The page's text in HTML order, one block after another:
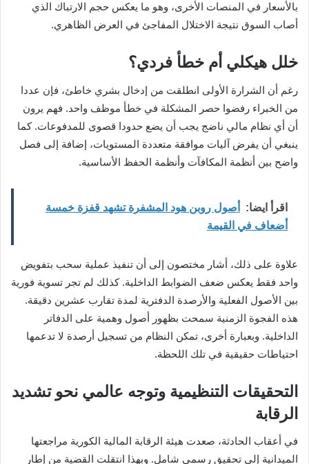
بالأسعار في المنصات الأخرى، وهو ما يعكس حجم الارتباك الذي
أصاب السوق نتيجة الاختلال المفاجئ في العرض الظاهري.
خلل هيكلي أم خطأ فردي؟
رغم أن الشرارة الأولى انطلقت من إدخال بشري خاطئ، فإن عددا
من الخبراء رفضوا حصر المشكلة في خطأ موظف واحد. فهم يرون
أن أي نظام مالي ناضج يجب أن يضع حدودا قصوى للمدفوعات. كما
ينبغي أن يفرض آليات موافقة متعددة المستويات، إضافة إلى فصل
واضح بين أنظمة المكافآت وأنظمة الحفظ الأساسية.
اقرأ ايضا:
أصول روبن هود المشفرة تشهد قفزة خمسة
أضعاف في القيمة
علاوة على ذلك، أشار مختصون إلى أن تنفيذ عملية سحب بتفويض
واحد فقط يعكس ضعف الضوابط الداخلية. كذلك لم تجر تسوية فورية
بين الأصول الفعلية والأرصدة الدفترية لمدة تقارب عشرين دقيقة.
هذه الفجوة الزمنية سمحت بظهور أصول وهمية على الدفاتر
الداخلية. وبعبارة أخرى، تمكن النظام من تسجيل أرصدة لا تدعمها
احتياطات حقيقية في تلك اللحظة.
التحقيقات التنظيمية وتوجه عالمي نحو تشديد
الرقابة
في أعقاب الحادثة، صعدت هيئة الرقابة المالية الكورية مراجعتها
الميدانية إلى تحقيق رسمي شامل. وبهذا انتقلت القضية من إطار